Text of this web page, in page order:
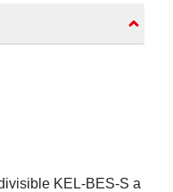
KEL-BES-S a